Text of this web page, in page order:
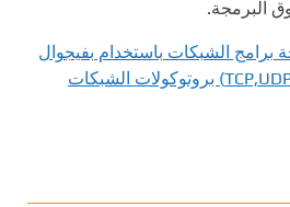
البرمجة.
برامج الشبكات باستخدام بفيجوال